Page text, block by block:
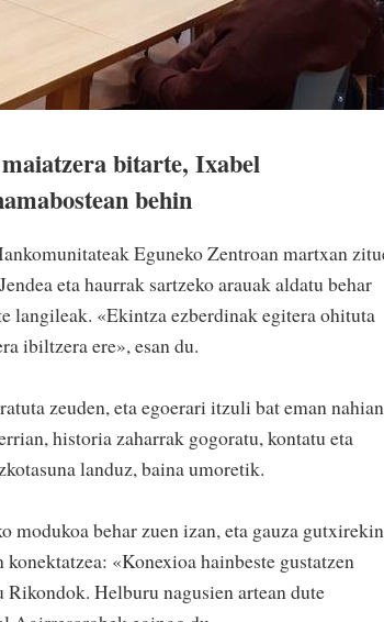
bitarte, Ixabel
behin
Eguneko Zentroan martxan
eta haurrak sartzeko arauak aldatu behar
langileak. «Ekintza ezberdinak egitera ohituta
ibiltzera ere», esan du.
zeuden, eta egoerari itzuli bat eman nahian
historia zaharrak gogoratu, kontatu eta
landuz, baina umoretik.
modukoa behar zuen izan, eta gauza gutxirekin
«Konexioa hainbeste gustatzen
Helburu nagusien artean dute